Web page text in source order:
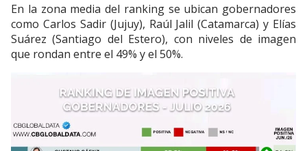
En la zona media del ranking se ubican gobernadores
como Carlos Sadir (Jujuy), Raúl Jalil (Catamarca) y Elías
Suárez (Santiago del Estero), con niveles de imagen
que rondan entre el 49% y el 50%.